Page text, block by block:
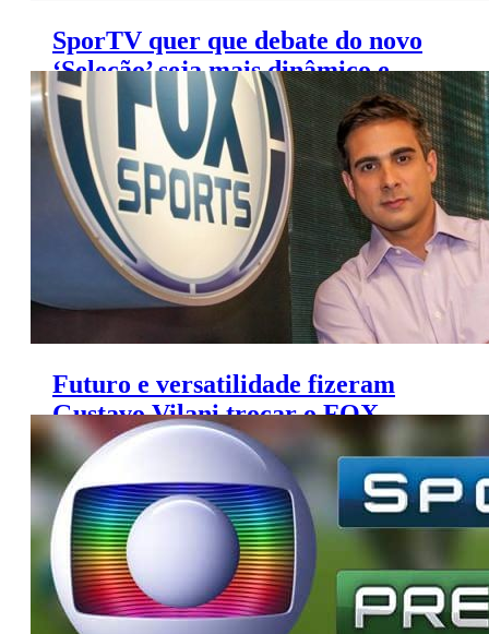
SporTV quer que debate do novo
‘Seleção’ seja mais dinâmico e
direto
Futuro e versatilidade fizeram
Gustavo Vilani trocar o FOX
Sports pelo Grupo Globo